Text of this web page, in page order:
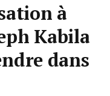
à
Kabila
dans